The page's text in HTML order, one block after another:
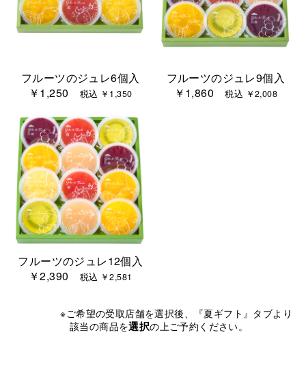
フルーツのジュレ6個入
￥1,250
税込 ￥1,350
フルーツのジュレ9個入
￥1,860税込 ￥2,008
フルーツのジュレ12個入
￥2,390
税込 ￥2,581
※ご希望の受取店舗を選択後、『夏ギフト』タブより
該当の商品を選択の上ご予約ください。